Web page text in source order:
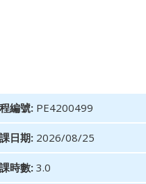
編號: PE4200499
日期: 2026/08/25
時數:3.0